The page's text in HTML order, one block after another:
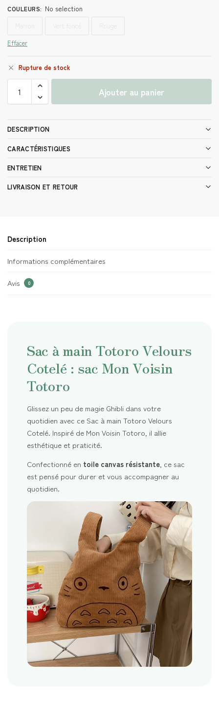
COULEURS: No selection
Effacer
Rupture de stock
Ajouter au panier
DESCRIPTION
CARACTÉRISTIQUES
ENTRETIEN
LIVRAISON ET RETOUR
Description
Informations complémentaires
Avis 0
Sac à main Totoro Velours
Cotelé : sac Mon Voisin
Totoro
Glissez un peu de magie Ghibli dans votre
quotidien avec ce Sac à main Totoro Velours
Cotelé. Inspiré de Mon Voisin Totoro, il allie
esthétique et praticité.
Confectionné en toile canvas résistante , ce sac
est pensé pour durer et vous accompagner au
quotidien.